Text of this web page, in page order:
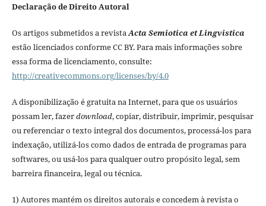
Declaração de Direito Autoral
Os artigos submetidos a revistaActa Semiotica et Lingvistica
estão licenciados conforme CC BY. Para mais informações sobre
essa forma de licenciamento, consulte:
http://creativecommons.org/licenses/by/4.0
A disponibilização é gratuita na Internet, para que os usuários
possam ler, fazerdownload, copiar, distribuir, imprimir, pesquisar
ou referenciar o texto integral dos documentos, processá-los para
indexação, utilizá-los como dados de entrada de programas para
softwares, ou usá-los para qualquer outro propósito legal, sem
barreira financeira, legal ou técnica.
1) Autores mantém os direitos autorais e concedem à revista o